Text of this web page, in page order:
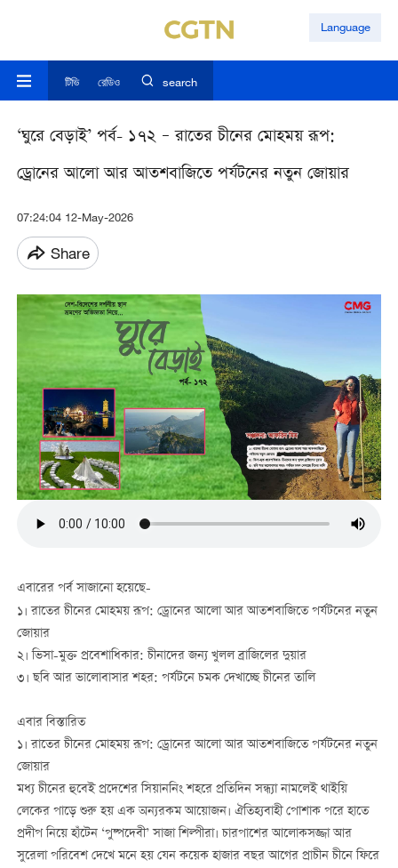
Language
টিভি রেডিও search
‘ঘুরে বেড়াই’ পর্ব- ১৭২ – রাতের চীনের মোহময় রূপ:
ড্রোনের আলো আর আতশবাজিতে পর্যটনের নতুন জোয়ার
07:24:04 12-May-2026
Share
এবারের পর্ব সাজানো হয়েছে-
১। রাতের চীনের মোহময় রূপ: ড্রোনের আলো আর আতশবাজিতে পর্যটনের নতুন
জোয়ার
২। ভিসা-মুক্ত প্রবেশাধিকার: চীনাদের জন্য খুলল ব্রাজিলের দুয়ার
৩। ছবি আর ভালোবাসার শহর: পর্যটনে চমক দেখাচ্ছে চীনের তালি
এবার বিস্তারিত
১। রাতের চীনের মোহময় রূপ: ড্রোনের আলো আর আতশবাজিতে পর্যটনের নতুন
জোয়ার
মধ্য চীনেরহুবেইপ্রদেশের সিয়াননিং শহরে প্রতিদিন সন্ধ্যা নামলেই থাইয়ি
লেকের পাড়ে শুরু হয় এক অন্যরকম আয়োজন। ঐতিহ্যবাহী পোশাক পরে হাতে
প্রদীপ নিয়ে হাঁটেন ‘পুষ্পদেবী’ সাজা শিল্পীরা। চারপাশের আলোকসজ্জা আর
সুরেলা পরিবেশ দেখে মনে হয় যেন কয়েক হাজার বছর আগের প্রাচীন চীনে ফিরে